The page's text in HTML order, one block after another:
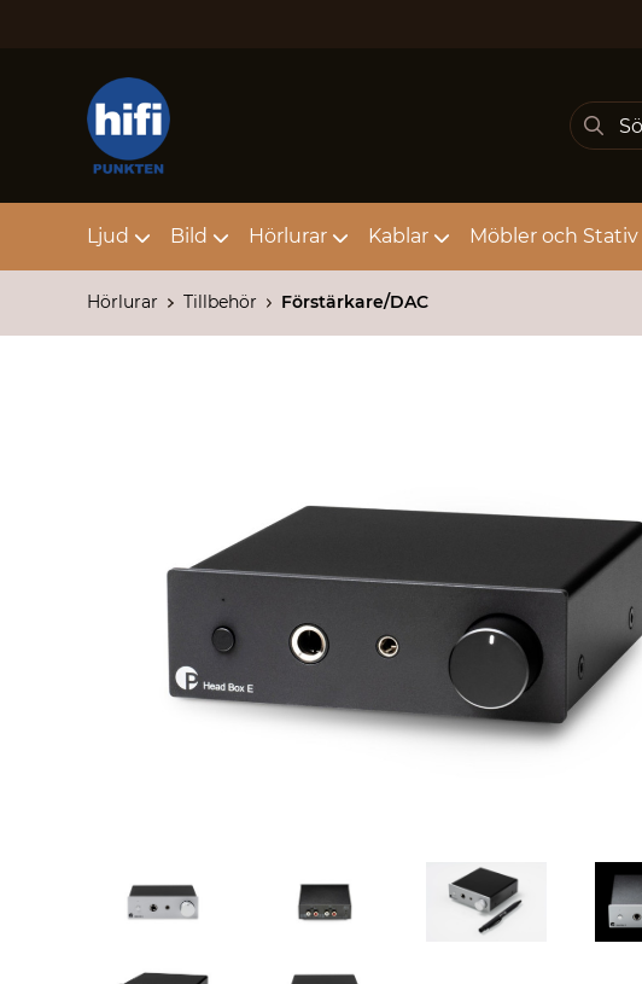
Ljud Bild Hörlurar Kablar Möbler och Stativ
Hörlurar Tillbehör Förstärkare/DAC